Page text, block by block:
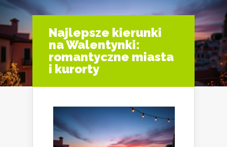
Najlepsze kierunki
na Walentynki:
romantyczne miasta
i kurorty